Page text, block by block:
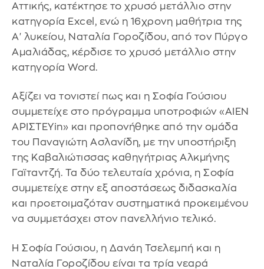
Αττικής, κατέκτησε το χρυσό μετάλλιο στην
κατηγορία Excel, ενώ η 16χρονη μαθήτρια της
Α' λυκείου, Ναταλία Γοροζίδου, από τον Πύργο
Αμαλιάδας, κέρδισε το χρυσό μετάλλιο στην
κατηγορία Word.
Αξίζει να τονιστεί πως και η Σοφία Γούσιου
συμμετείχε στο πρόγραμμα υποτροφιών «ΑΙΕΝ
ΑΡΙΣΤΕΥin» και προπονήθηκε από την ομάδα
του Παναγιώτη Ασλανίδη, με την υποστήριξη
της Καβαλιώτισσας καθηγήτριας Αλκμήνης
Γαϊταντζή. Τα δύο τελευταία χρόνια, η Σοφία
συμμετείχε στην εξ αποστάσεως διδασκαλία
και προετοιμαζόταν συστηματικά προκειμένου
να συμμετάσχει στον πανελλήνιο τελικό.
Η Σοφία Γούσιου, η Δανάη Τσελεμπή και η
Ναταλία Γοροζίδου είναι τα τρία νεαρά